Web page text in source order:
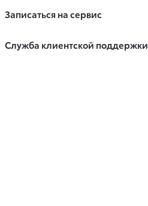
Записаться на сервис
Служба клиентской поддержки